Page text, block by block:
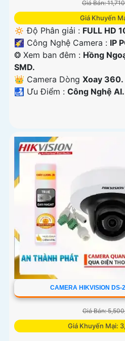
Giá Bán:
Giá Khuyến
🔅 Độ Phân giải : FULL HD
🌠 Công Nghệ Camera : IP
❂ Xem ban đêm : Hồng
SMD.
👑 Camera Dòng Xoay 360.
️🛃 Ưu Điểm : Công Nghệ AI.
CAMERA HIKVISION DS-
Giá Bán:
Giá Khuyến Mại: